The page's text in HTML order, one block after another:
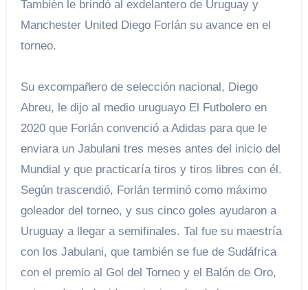
También le brindó al exdelantero de Uruguay y
Manchester United Diego Forlán su avance en el
torneo.
Su excompañero de selección nacional, Diego
Abreu, le dijo al medio uruguayo El Futbolero en
2020 que Forlán convenció a Adidas para que le
enviara un Jabulani tres meses antes del inicio del
Mundial y que practicaría tiros y tiros libres con él.
Según trascendió, Forlán terminó como máximo
goleador del torneo, y sus cinco goles ayudaron a
Uruguay a llegar a semifinales. Tal fue su maestría
con los Jabulani, que también se fue de Sudáfrica
con el premio al Gol del Torneo y el Balón de Oro,